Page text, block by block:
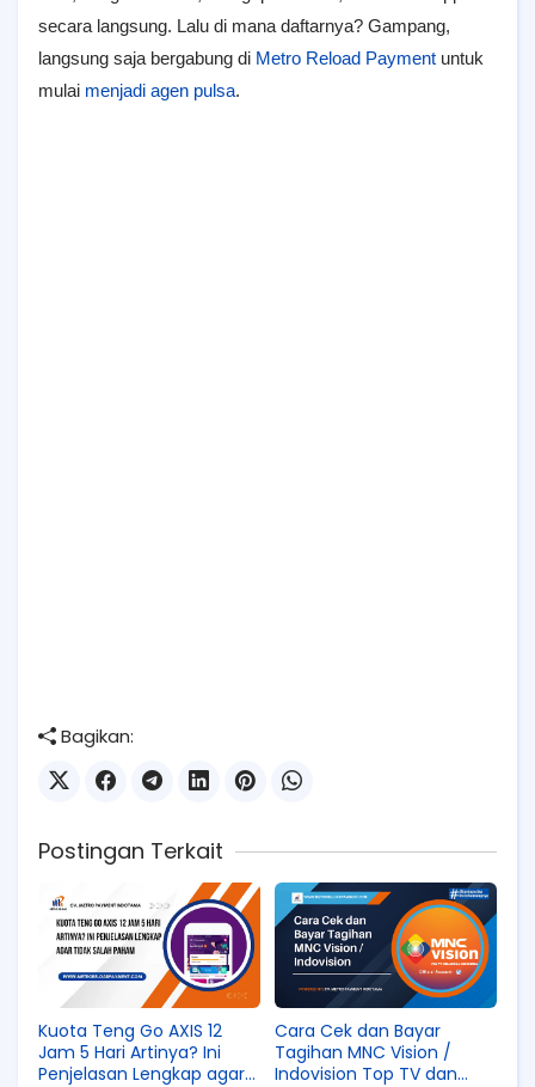
secara langsung. Lalu di mana daftarnya? Gampang,
langsung saja bergabung di Metro Reload Payment untuk
mulai menjadi agen pulsa.
Bagikan:
Postingan Terkait
Kuota Teng Go AXIS 12
Jam 5 Hari Artinya? Ini
Penjelasan Lengkap agar
Cara Cek dan Bayar
Tagihan MNC Vision /
Indovision Top TV dan